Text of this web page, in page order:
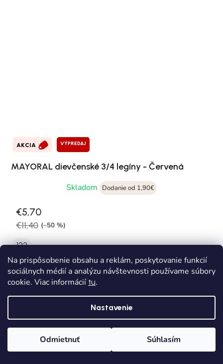
Na prispôsobenie obsahu a reklám, poskytovanie funkcií
sociálnych médií a analýzu návštevnosti používame súbory
cookie. Viac informácií tu.
Nastavenie
Odmietnuť Súhlasím
AKCIA VÝPREDAJ
MAYORAL dievčenské 3/4 legíny - Červená
Skladom
Dodanie od 1,90€
€5,70
€11,40 (–50 %)
122